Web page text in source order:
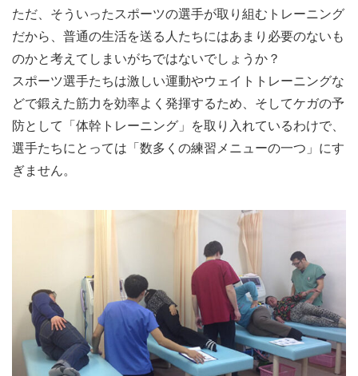
ただ、そういったスポーツの選手が取り組むトレーニング
だから、普通の生活を送る人たちにはあまり必要のないも
のかと考えてしまいがちではないでしょうか？
スポーツ選手たちは激しい運動やウェイトトレーニングな
どで鍛えた筋力を効率よく発揮するため、そしてケガの予
防として「体幹トレーニング」を取り入れているわけで、
選手たちにとっては「数多くの練習メニューの一つ」にす
ぎません。